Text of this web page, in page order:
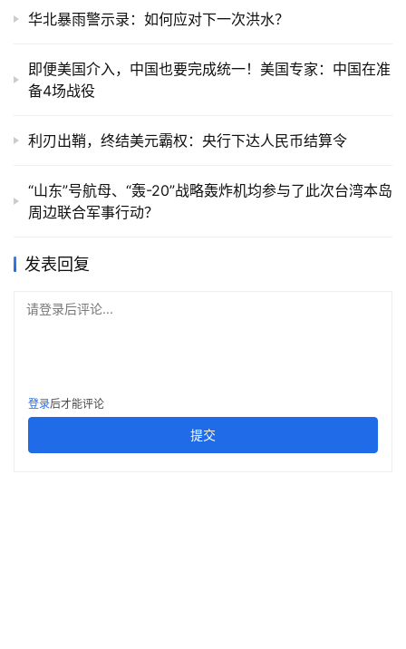
华北暴雨警示录：如何应对下一次洪水？
即便美国介入，中国也要完成统一！美国专家：中国在准
备4场战役
利刃出鞘，终结美元霸权：央行下达人民币结算令
“山东”号航母、“轰-20”战略轰炸机均参与了此次台湾本岛
周边联合军事行动？
发表回复
请登录后评论...
登录后才能评论
提交